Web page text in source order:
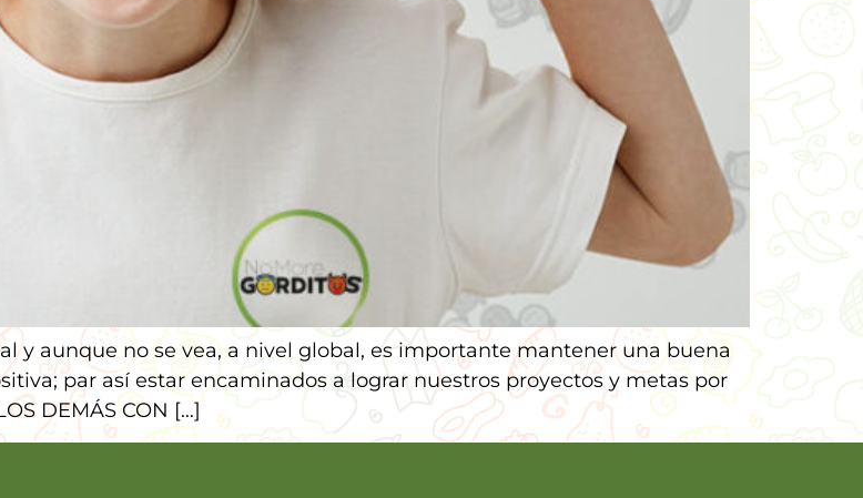
y aunque no se vea, a nivel global, es importante mantener una buena
par así estar encaminados a lograr nuestros proyectos y metas por
DEMÁS CON […]